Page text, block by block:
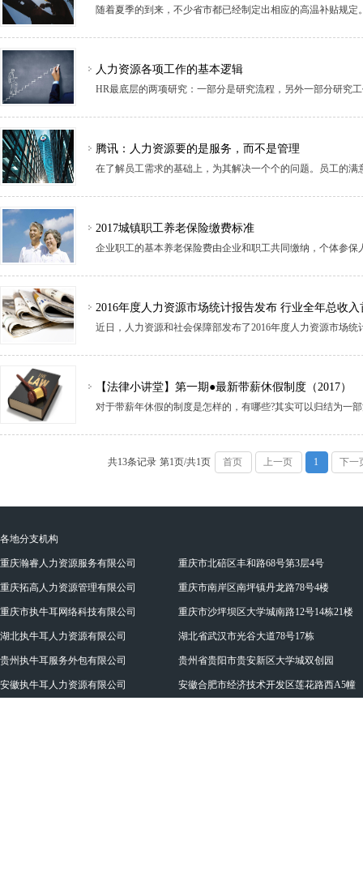
人力资源各项工作的基本逻辑
HR最底层的两项研究：一部分是研究流程，另外一部分研究
腾讯：人力资源要的是服务，而不是管理
在了解员工需求的基础上，为其解决一个个的问题。员工的
2017城镇职工养老保险缴费标准
2016年度人力资源市场统计报告发布 行业全年总收入
近日，人力资源和社会保障部发布了2016年度人力资源市场统
【法律小讲堂】第一期●最新带薪休假制度（2017）
共13条记录 第1页/共1页 首页 上一页 1 下一
各地分支机构
重庆瀚睿人力资源服务有限公司 重庆市北碚区丰和路68号第3层4号
重庆拓高人力资源管理有限公司 重庆市南岸区南坪镇丹龙路78号4楼
重庆市执牛耳网络科技有限公司 重庆市沙坪坝区大学城南路12号14栋21楼
湖北执牛耳人力资源有限公司 湖北省武汉市光谷大道78号17栋
贵州执牛耳服务外包有限公司 贵州省贵阳市贵安新区大学城双创园
安徽执牛耳人力资源有限公司 安徽合肥市经济技术开发区莲花路西A5幢